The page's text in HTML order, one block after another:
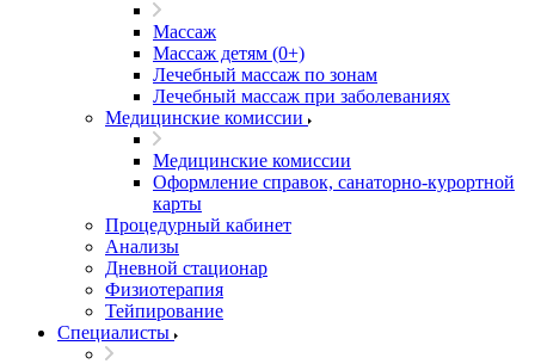
Массаж
Массаж детям (0+)
Лечебный массаж по зонам
Лечебный массаж при заболеваниях
Медицинские комиссии
Медицинские комиссии
Оформление справок, санаторно-курортной
карты
Процедурный кабинет
Анализы
Дневной стационар
Физиотерапия
Тейпирование
Специалисты